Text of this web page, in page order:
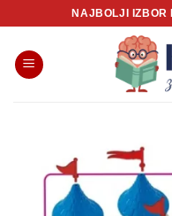
content
NAJBOLJI IZBOR